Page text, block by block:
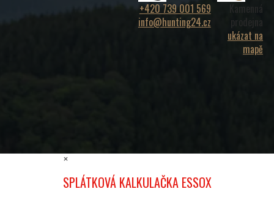
+420 739 001 569
info@hunting24.cz
Kamenná
prodejna
ukázat na
mapě
×
SPLÁTKOVÁ KALKULAČKA ESSOX